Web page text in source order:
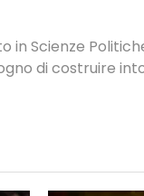
Scienze
di costruire